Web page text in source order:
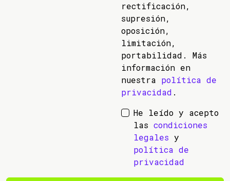
rectificación,
supresión,
oposición,
limitación,
portabilidad. Más
información en
nuestra política de
privacidad .
He leído y acepto
las condiciones
legales y
política de
privacidad